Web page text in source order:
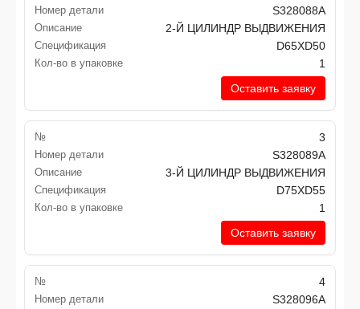
Номер детали S328088A
Описание 2-Й ЦИЛИНДР ВЫДВИЖЕНИЯ
Спецификация D65XD50
Кол-во в упаковке
1
Оставить заявку
№ 3
Номер детали S328089A
Описание 3-Й ЦИЛИНДР ВЫДВИЖЕНИЯ
Спецификация D75XD55
Кол-во в упаковке
1
Оставить заявку
№ 4
Номер детали S328096A